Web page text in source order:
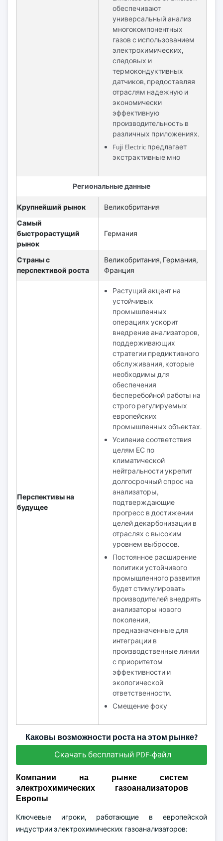
обеспечивают
универсальный анализ
многокомпонентных
газов с использованием
электрохимических,
следовых и
термокондуктивных
датчиков, предоставляя
отраслям надежную и
экономически
эффективную
производительность в
различных приложениях.
Fuji Electric предлагает
экстрактивные мно
Региональные данные
Крупнейший рынок
Великобритания
Самый
быстрорастущий
рынок
Германия
Страны с
перспективой роста
Великобритания, Германия,
Франция
Перспективы на
будущее
Растущий акцент на
устойчивых
промышленных
операциях ускорит
внедрение анализаторов,
поддерживающих
стратегии предиктивного
обслуживания, которые
необходимы для
обеспечения
бесперебойной работы на
строго регулируемых
европейских
промышленных объектах.
Усиление соответствия
целям ЕС по
климатической
нейтральности укрепит
долгосрочный спрос на
анализаторы,
подтверждающие
прогресс в достижении
целей декарбонизации в
отраслях с высоким
уровнем выбросов.
Постоянное расширение
политики устойчивого
промышленного развития
будет стимулировать
производителей внедрять
анализаторы нового
поколения,
предназначенные для
интеграции в
производственные линии
с приоритетом
эффективности и
экологической
ответственности.
Смещение фоку
Каковы возможности роста на этом рынке?
Скачать бесплатный PDF-файл
Компании на рынке систем
электрохимических газоанализаторов
Европы
Ключевые игроки, работающие в европейской
индустрии электрохимических газоанализаторов: